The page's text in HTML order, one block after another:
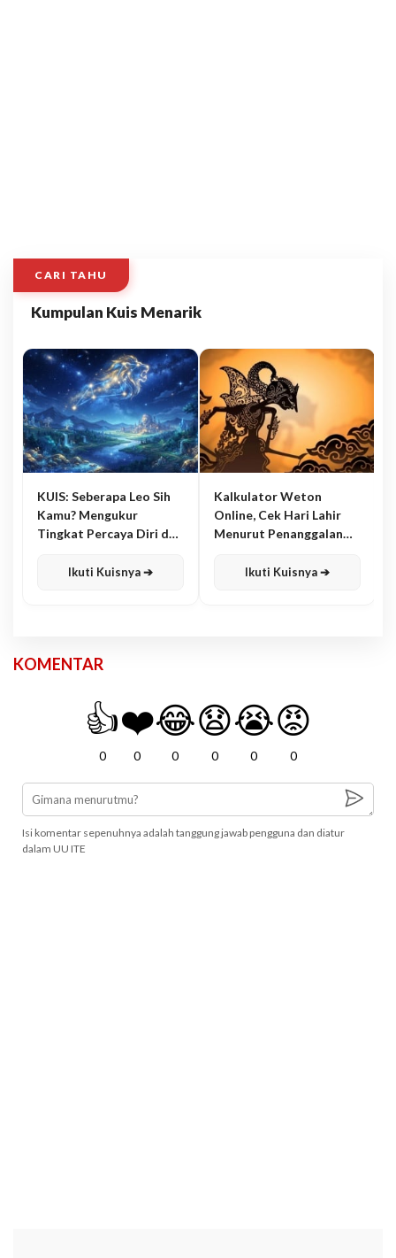
CARI TAHU
Kumpulan Kuis Menarik
KUIS: Seberapa Leo Sih
Kamu? Mengukur
Tingkat Percaya Diri dan
Ikuti Kuisnya ➔
Kalkulator Weton
Online, Cek Hari Lahir
Menurut Penanggalan
Ikuti Kuisnya ➔
KOMENTAR
👍
0
❤️
0
😂
0
😧
0
😭
0
😡
0
Isi komentar sepenuhnya adalah tanggung jawab pengguna dan diatur
dalam UU ITE